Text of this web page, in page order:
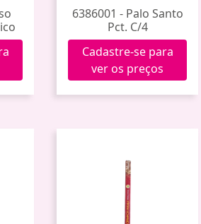
6386001 - Palo Santo
Pct. C/4
Cadastre-se para
ver os preços